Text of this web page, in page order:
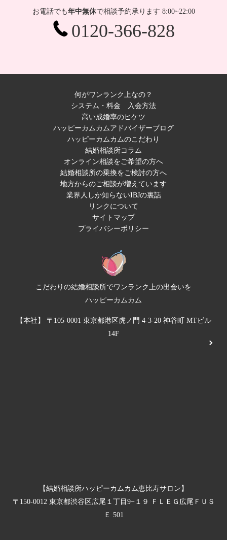
お電話でも年中無休で相談予約承ります 8:00~22:00
0120-366-828
何がワンランク上なの？
システム・料金
入会方法
高い成婚率のヒケツ
ハッピーカムカムアドバイザーブログ
ハッピーカムカムのこだわり
結婚相談所コラム
オンライン相談をご希望の方へ
結婚相談所の乗換をご検討の方へ
地方からのご相談が増えています
業界人しか知らないIBJの裏話
リンクについて
サイトマップ
プライバシーポリシー
こだわりの結婚相談所でワンランク上の出会いを
ハッピーカムカム
【本社】 〒105-0001 東京都港区虎ノ門 4-3-20 神谷町 MTビル
14F
【結婚相談所ハッピーカムカム恵比寿サロン】
〒150-0012 東京都渋谷区広尾１丁目9−１９ ＦＬＥＧ広尾ＦＵＳ
Ｅ 501